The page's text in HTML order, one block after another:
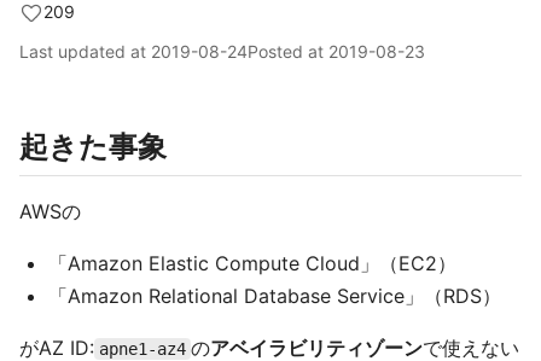
209
Last updated at 2019-08-24Posted at 2019-08-23
起きた事象
AWSの
「Amazon Elastic Compute Cloud」（EC2）
「Amazon Relational Database Service」（RDS）
がAZ ID: apne1-az4 のアベイラビリティゾーンで使えない